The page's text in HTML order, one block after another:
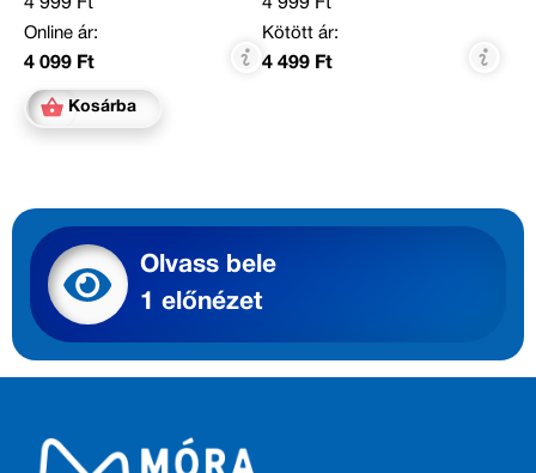
4 999 Ft
Online ár:
4 099 Ft
Kosárba
4 999 Ft
Kötött ár:
4 499 Ft
Olvass bele
1 előnézet